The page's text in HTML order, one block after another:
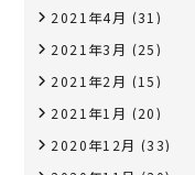
2021年4月 (31)
2021年3月 (25)
2021年2月 (15)
2021年1月 (20)
2020年12月 (33)